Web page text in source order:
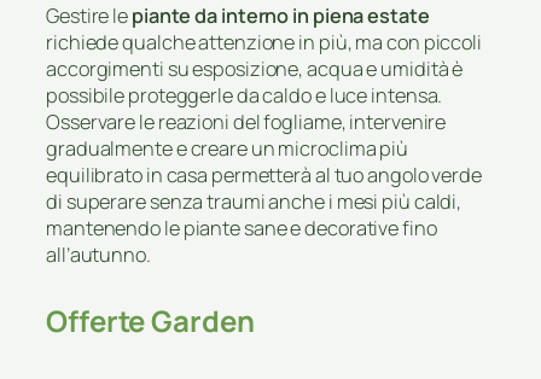
Gestire lepiante da interno in piena estate
richiede qualche attenzione in più, ma con piccoli
accorgimenti su esposizione, acqua e umidità è
possibile proteggerle da caldo e luce intensa.
Osservare le reazioni del fogliame, intervenire
gradualmente e creare un microclima più
equilibrato in casa permetterà al tuo angolo verde
di superare senza traumi anche i mesi più caldi,
mantenendo le piante sane e decorative fino
all’autunno.
Offerte Garden